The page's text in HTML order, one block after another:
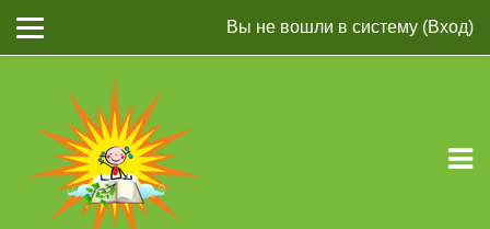
Вы не вошли в систему (Вход)